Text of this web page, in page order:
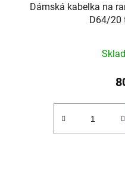
Dámská kabelka na
D64/20